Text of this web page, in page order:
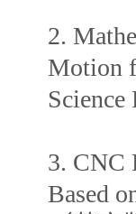
2.
Motion
3. CNC
Based